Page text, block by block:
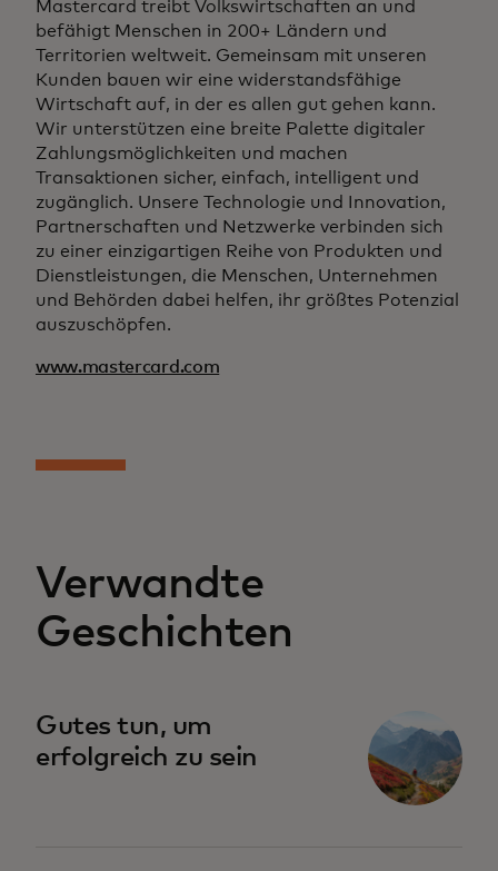
Mastercard treibt Volkswirtschaften an und
befähigt Menschen in 200+ Ländern und
Territorien weltweit. Gemeinsam mit unseren
Kunden bauen wir eine widerstandsfähige
Wirtschaft auf, in der es allen gut gehen kann.
Wir unterstützen eine breite Palette digitaler
Zahlungsmöglichkeiten und machen
Transaktionen sicher, einfach, intelligent und
zugänglich. Unsere Technologie und Innovation,
Partnerschaften und Netzwerke verbinden sich
zu einer einzigartigen Reihe von Produkten und
Dienstleistungen, die Menschen, Unternehmen
und Behörden dabei helfen, ihr größtes Potenzial
auszuschöpfen.
www.mastercard.com
Verwandte
Geschichten
Gutes tun, um
erfolgreich zu sein
wird in einer neuen Registerkarte geöffnet